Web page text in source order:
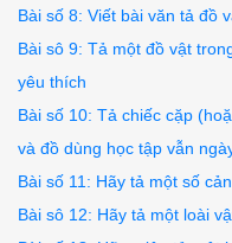
Bài số 8: Viết bài văn tả đồ
Bài sô 9: Tả một đồ vật
yêu thích
Bài số 10: Tả chiếc cặp
và đồ dùng học tập vẫn
Bài số 11: Hãy tả một số
Bài sô 12: Hãy tả một loài